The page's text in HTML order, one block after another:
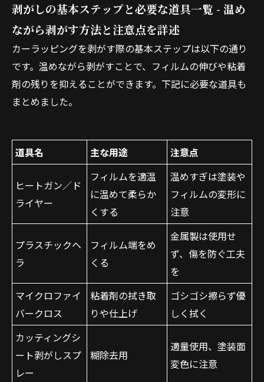
剥がしの基本ステップと必要な道具一覧 - 温め
ながら剥がす方法と注意点を詳述
カーラッピングを剥がす際の基本ステップは以下の通り
です。温めながら剥がすことで、フィルムの伸びや粘着
剤の残りを抑えることができます。下記に必要な道具も
まとめました。
道具名 主な用途 注意点
ヒートガン／ド
ライヤー
フィルムを適温
に温めて柔らか
くする
温めすぎは塗装や
フィルムの変形に
注意
プラスチックヘ
ラ
フィルム端をめ
くる
金属製は使用せ
ず、傷を防ぐ工夫
を
マイクロファイ
バークロス
粘着剤の拭き取
りや仕上げ
ゴシゴシ擦らず優
しく拭く
カッティングシ
ート剥がしスプ
レー
糊除去用
適量使用、塗装面
変色に注意